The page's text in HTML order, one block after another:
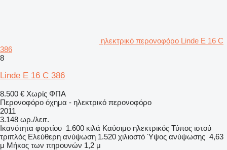
ηλεκτρικό περονοφόρο Linde E 16 C
386
8
Linde E 16 C 386
8.500 € Χωρίς ΦΠΑ
Περονοφόρο όχημα - ηλεκτρικό περονοφόρο
2011
3.148 ωρ./λειτ.
Ικανότητα φορτίου 1.600 κιλά Καύσιμο ηλεκτρικός Τύπος ιστού
τριπλός Ελεύθερη ανύψωση 1.520 χιλιοστό Ύψος ανύψωσης 4,63
μ Μήκος των πηρουνών 1,2 μ